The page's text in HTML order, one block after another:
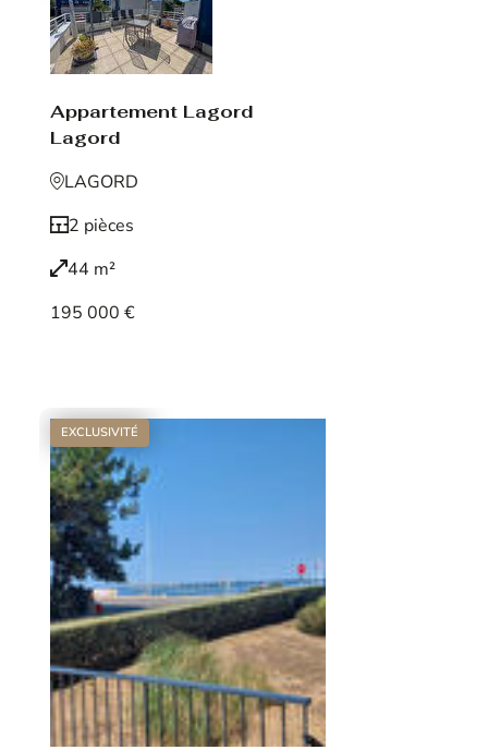
Appartement Lagord
Lagord
LAGORD
2 pièces
44 m²
195 000 €
EXCLUSIVITÉ